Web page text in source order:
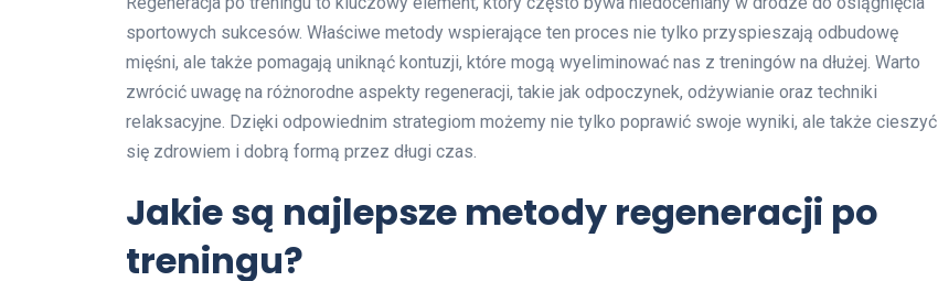
sportowych sukcesów. Właściwe metody wspierające ten proces nie tylko przyspieszają odbudowę
mięśni, ale także pomagają uniknąć kontuzji, które mogą wyeliminować nas z treningów na dłużej. Warto
zwrócić uwagę na różnorodne aspekty regeneracji, takie jak odpoczynek, odżywianie oraz techniki
relaksacyjne. Dzięki odpowiednim strategiom możemy nie tylko poprawić swoje wyniki, ale także cieszyć
się zdrowiem i dobrą formą przez długi czas.
Jakie są najlepsze metody regeneracji po
treningu?